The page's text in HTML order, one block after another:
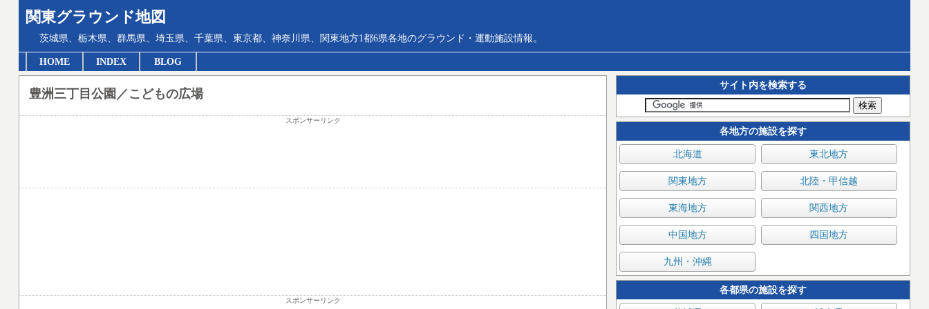
関東グラウンド地図
茨城県、栃木県、群馬県、埼玉県、千葉県、東京都、神奈川県、関東地方1都6県各地のグラウンド・運動施設情報。
HOME INDEX BLOG
サイト内を検索する
各地方の施設を探す
北海道 東北地方
関東地方 北陸・甲信越
東海地方 関西地方
中国地方 四国地方
九州・沖縄
各都県の施設を探す
豊洲三丁目公園／こどもの広場
スポンサーリンク
スポンサーリンク